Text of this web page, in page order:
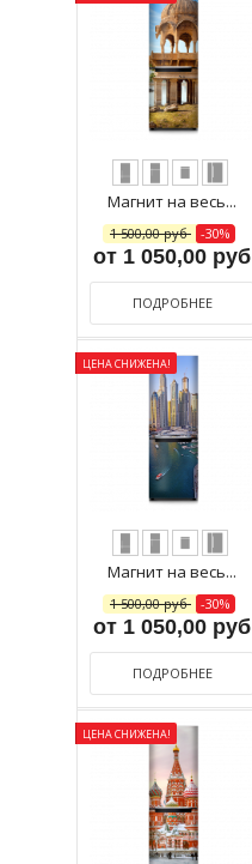
Магнит на весь...
1 500,00 руб -30%
от 1 050,00 руб
ПОДРОБНЕЕ
ЦЕНА СНИЖЕНА!
Магнит на весь...
1 500,00 руб -30%
от 1 050,00 руб
ПОДРОБНЕЕ
ЦЕНА СНИЖЕНА!